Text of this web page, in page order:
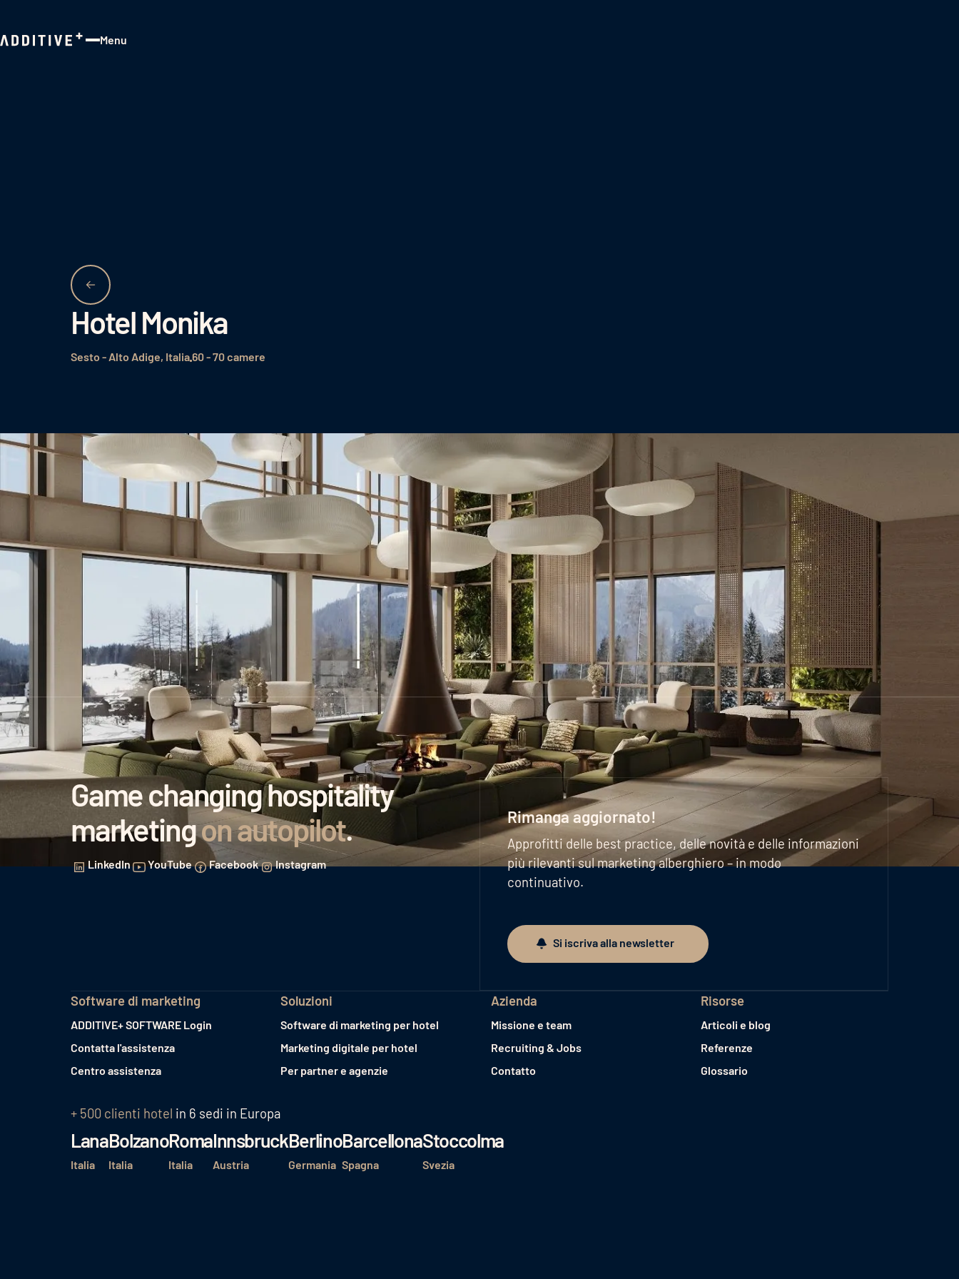
Menu
Hotel Monika
Sesto - Alto Adige, Italia60 - 70 camere
Game changing hospitality
marketingon autopilot.
LinkedIn YouTube Facebook Instagram
Rimanga aggiornato!
Approfitti delle best practice, delle novità e delle informazioni
più rilevanti sul marketing alberghiero – in modo
continuativo.
Si iscriva alla newsletter
Si iscriva alla newsletter
Software di marketing
ADDITIVE+ SOFTWARE Login
Contatta l'assistenza
Centro assistenza
Soluzioni
Software di marketing per hotel
Marketing digitale per hotel
Per partner e agenzie
Azienda
Missione e team
Recruiting & Jobs
Contatto
Risorse
Articoli e blog
Referenze
Glossario
+ 500 clienti hotel in 6 sedi in Europa
Lana
Italia
Bolzano
Italia
Roma
Italia
Innsbruck
Austria
Berlino
Germania
Barcellona
Spagna
Stoccolma
Svezia